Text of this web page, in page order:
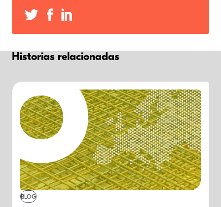
Historias relacionadas
BLOG